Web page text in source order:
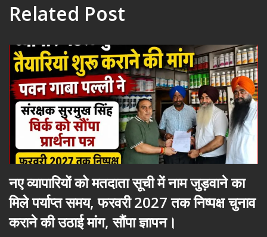
Related Post
नए व्यापारियों को मतदाता सूची में नाम जुड़वाने का
मिले पर्याप्त समय, फरवरी 2027 तक निष्पक्ष चुनाव
कराने की उठाई मांग, सौंपा ज्ञापन।